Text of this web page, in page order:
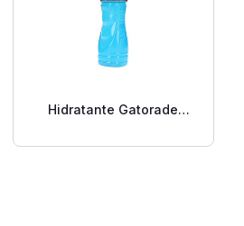
Hidratante Gatorade